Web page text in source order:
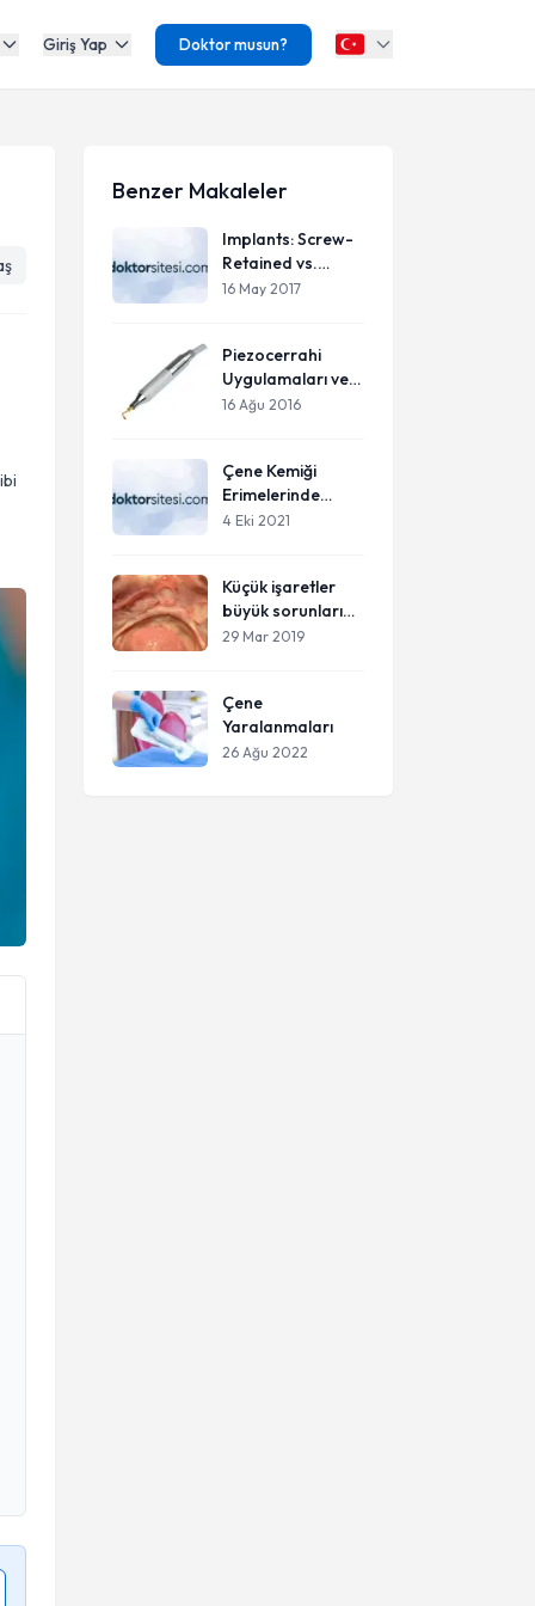
Giriş Yap Doktor musun?
Benzer Makaleler
Implants: Screw-
Retained vs.
Cement-Retained
16 May 2017
Piezocerrahi
Uygulamaları ve
Avantajları
16 Ağu 2016
Çene Kemiği
Erimelerinde
İmplant
4 Eki 2021
Küçük işaretler
büyük sorunların
habercisi olabilir !
29 Mar 2019
Çene
Yaralanmaları
26 Ağu 2022